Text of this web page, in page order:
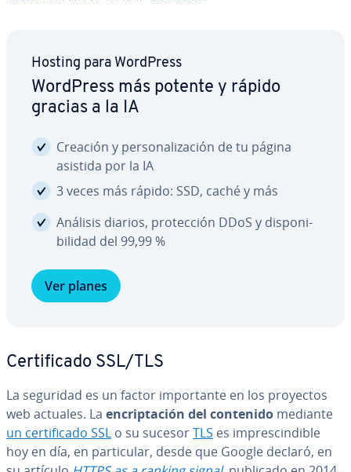
Hosting para WordPress
WordPress más potente y rápido
gracias a la IA
Creación y pe­r­so­na­li­za­ción de tu página
asistida por la IA
3 veces más rápido: SSD, caché y más
Análisis diarios, pro­te­c­ción DDoS y di­s­po­ni­
bi­li­dad del 99,99 %
Ver planes
Ce­r­ti­fi­ca­do SSL/TLS
La seguridad es un factor im­po­r­ta­n­te en los proyectos
web actuales. La en­cri­p­ta­ción del contenido mediante
un ce­r­ti­fi­ca­do SSL o su sucesorTLS es im­pre­s­ci­n­di­ble
hoy en día, en pa­r­ti­cu­lar, desde que Google declaró, en